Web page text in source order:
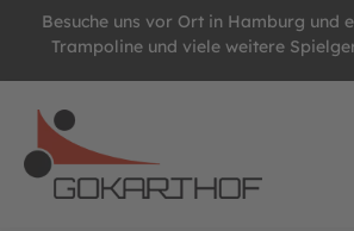
springen
Besuche uns vor Ort in Hamburg und
Trampoline und viele weitere